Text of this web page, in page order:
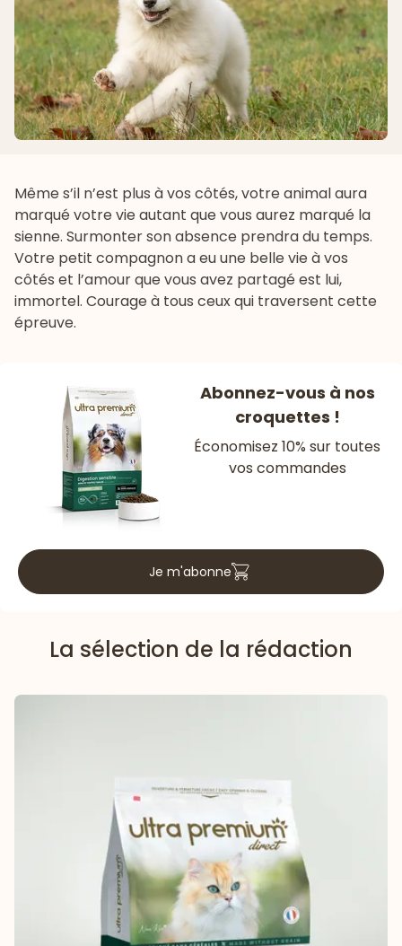
Même s’il n’est plus à vos côtés, votre animal aura
marqué votre vie autant que vous aurez marqué la
sienne. Surmonter son absence prendra du temps.
Votre petit compagnon a eu une belle vie à vos
côtés et l’amour que vous avez partagé est lui,
immortel. Courage à tous ceux qui traversent cette
épreuve.
Abonnez-vous à nos
croquettes !
Économisez 10% sur toutes
vos commandes
Je m'abonne
La sélection de la rédaction